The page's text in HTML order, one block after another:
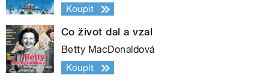
Koupit
Co život dal a vzal
Betty MacDonaldová
Koupit